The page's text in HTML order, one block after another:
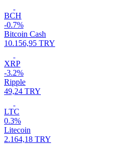
BCH
-0.7%
Bitcoin Cash
10.156,95 TRY
XRP
-3.2%
Ripple
49,24 TRY
LTC
0.3%
Litecoin
2.164,18 TRY